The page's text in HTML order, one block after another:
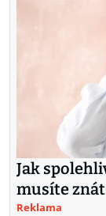
Jak
musíte znát
Reklama